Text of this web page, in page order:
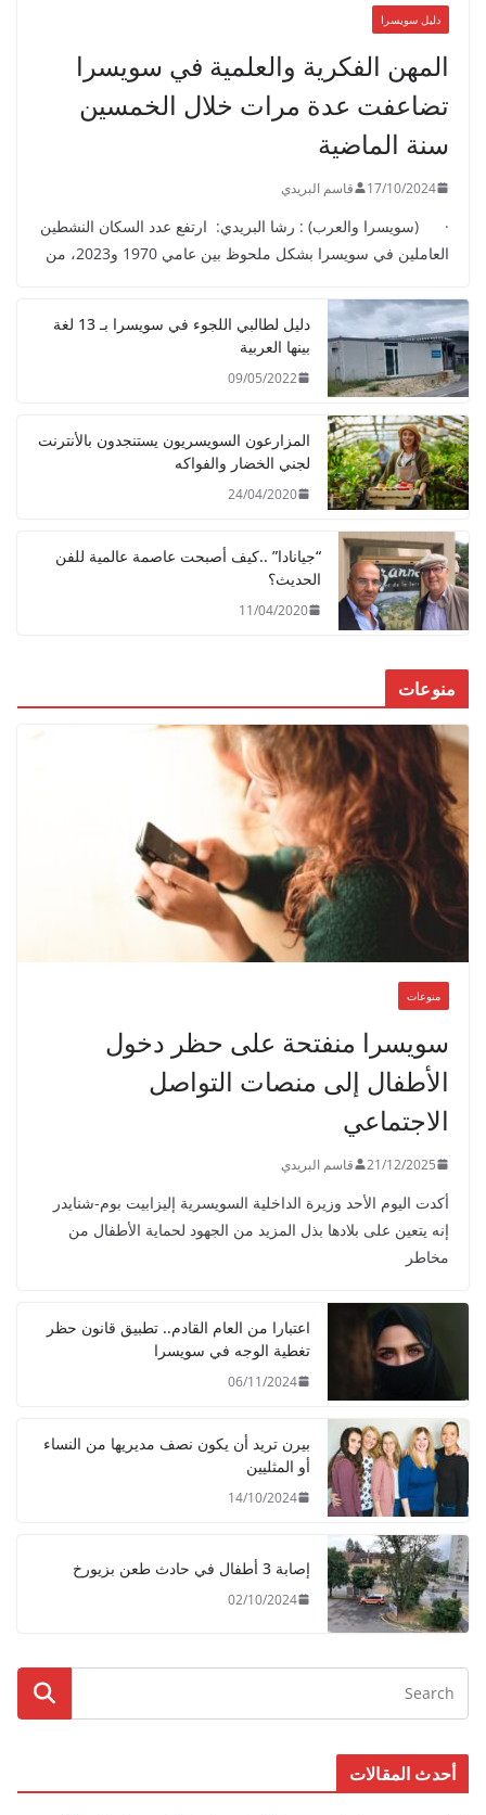
دليل سويسرا
المهن الفكرية والعلمية في سويسرا
تضاعفت عدة مرات خلال الخمسين
سنة الماضية
17/10/2024 قاسم البريدي
· (سويسرا والعرب) : رشا البريدي: ارتفع عدد السكان النشطين
العاملين في سويسرا بشكل ملحوظ بين عامي 1970 و2023، من
دليل لطالبي اللجوء في سويسرا بـ 13 لغة
بينها العربية
09/05/2022
المزارعون السويسريون يستنجدون بالأنترنت
لجني الخضار والفواكه
24/04/2020
“جيانادا” ..كيف أصبحت عاصمة عالمية للفن
الحديث؟
11/04/2020
منوعات
منوعات
سويسرا منفتحة على حظر دخول
الأطفال إلى منصات التواصل
الاجتماعي
21/12/2025 قاسم البريدي
أكدت اليوم الأحد وزيرة الداخلية السويسرية إليزابيت بوم-شنايدر
إنه يتعين على بلادها بذل المزيد من الجهود لحماية الأطفال من
مخاطر
اعتبارا من العام القادم.. تطبيق قانون حظر
تغطية الوجه في سويسرا
06/11/2024
بيرن تريد أن يكون نصف مديريها من النساء
أو المثليين
14/10/2024
إصابة 3 أطفال في حادث طعن بزيورخ
02/10/2024
أحدث المقالات